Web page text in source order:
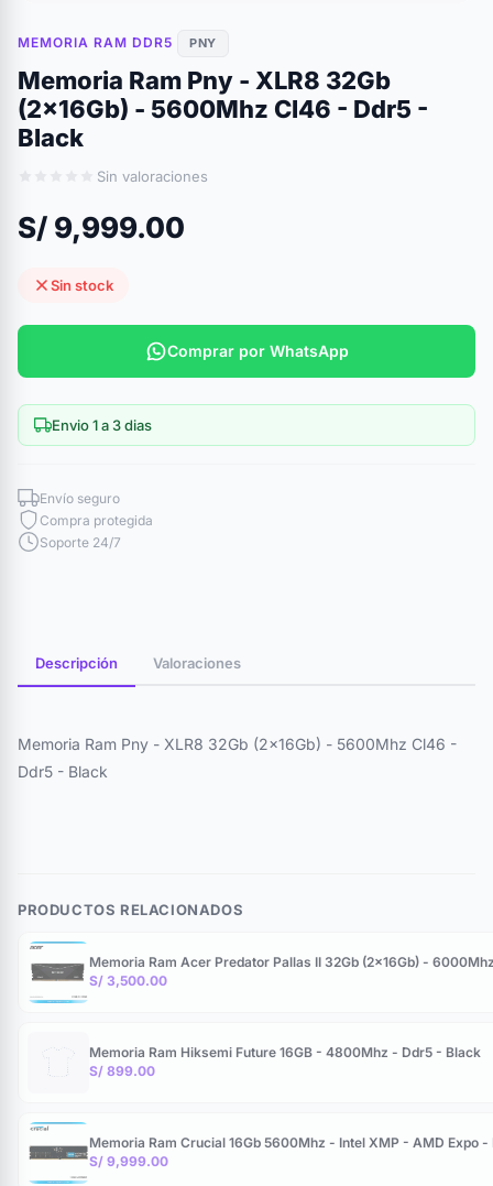
MEMORIA RAM DDR5 PNY
Memoria Ram Pny - XLR8 32Gb
(2x16Gb) - 5600Mhz Cl46 - Ddr5 -
Black
Sin valoraciones
S/ 9,999.00
Sin stock
Comprar por WhatsApp
Envio 1 a 3 dias
Envío seguro
Compra protegida
Soporte 24/7
Descripción Valoraciones
Memoria Ram Pny - XLR8 32Gb (2x16Gb) - 5600Mhz Cl46 -
Ddr5 - Black
PRODUCTOS RELACIONADOS
Memoria Ram Acer Predator Pallas II 32Gb (2x16Gb) -
S/ 3,500.00
Memoria Ram Hiksemi Future 16GB - 4800Mhz - Ddr5 - Black
S/ 899.00
Memoria Ram Crucial 16Gb 5600Mhz - Intel XMP - AMD Expo -
S/ 9,999.00